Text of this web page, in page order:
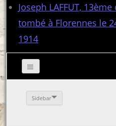
Joseph LAFFUT,
tombé à Florennes le
1914
Sidebar